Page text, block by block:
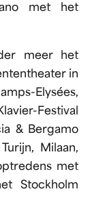
met het
meer het
in
Elysées,
Festival
& Bergamo
Milaan,
met
Stockholm